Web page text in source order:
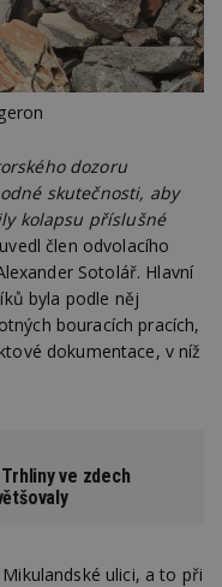
dozoru
skutečnosti, aby
kolapsu příslušné
člen odvolacího
Sotolář. Hlavní
byla podle něj
bouracích pracích,
dokumentace, v níž
ve zdech
ulici, a to při